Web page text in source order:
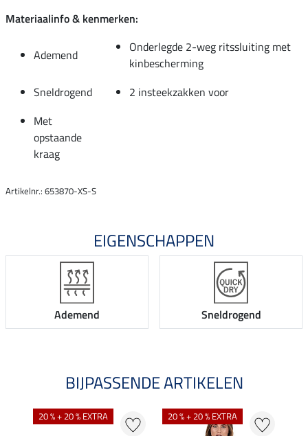
Materiaalinfo & kenmerken:
Ademend
Onderlegde 2-weg ritssluiting met
kinbescherming
Sneldrogend
2 insteekzakken voor
Met
opstaande
kraag
Artikelnr.: 653870-XS-S
EIGENSCHAPPEN
Ademend Sneldrogend
BIJPASSENDE ARTIKELEN
20 % + 20 % EXTRA 20 % + 20 % EXTRA